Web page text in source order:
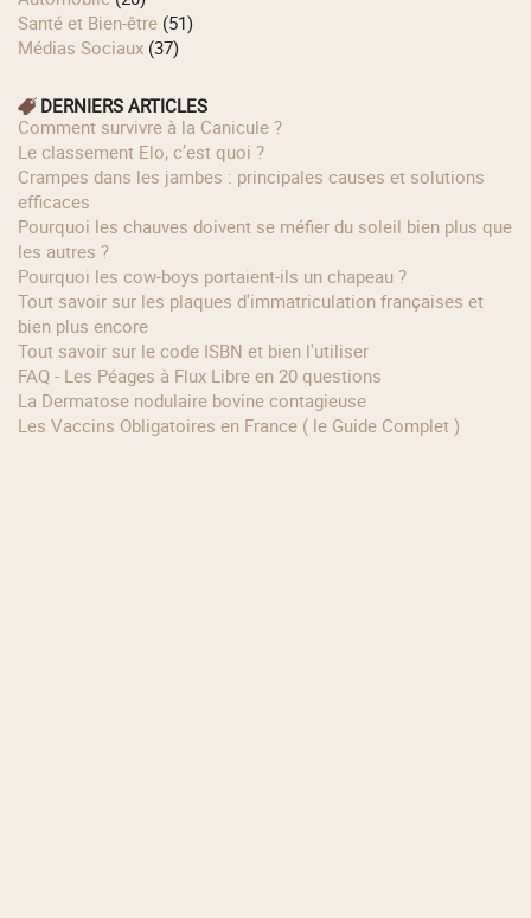
Santé et Bien-être (51)
Médias Sociaux (37)
DERNIERS ARTICLES
Comment survivre à la Canicule ?
Le classement Elo, c’est quoi ?
Crampes dans les jambes : principales causes et solutions
efficaces
Pourquoi les chauves doivent se méfier du soleil bien plus que
les autres ?
Pourquoi les cow‑boys portaient‑ils un chapeau ?
Tout savoir sur les plaques d'immatriculation françaises et
bien plus encore
Tout savoir sur le code ISBN et bien l'utiliser
FAQ - Les Péages à Flux Libre en 20 questions
La Dermatose nodulaire bovine contagieuse
Les Vaccins Obligatoires en France ( le Guide Complet )